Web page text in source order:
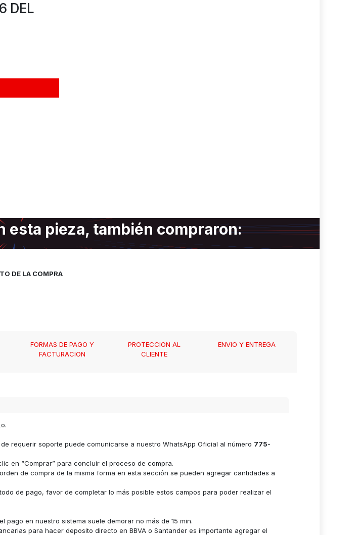
DEL
esta pieza, también compraron:
DE LA COMPRA
FORMAS DE PAGO Y
FACTURACION
PROTECCION AL
CLIENTE
ENVIO Y ENTREGA
requerir soporte puede comunicarse a nuestro WhatsApp Oficial al número 775-
en “Comprar” para concluir el proceso de compra.
de compra de la misma forma en esta sección se pueden agregar cantidades a
de pago, favor de completar lo más posible estos campos para poder realizar el
en nuestro sistema suele demorar no más de 15 min.
para hacer deposito directo en BBVA o Santander es importante agregar el